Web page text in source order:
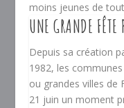
moins jeunes de
UNE GRANDE FÊTE
Depuis sa création
1982, les
ou grandes villes de
21 juin un moment